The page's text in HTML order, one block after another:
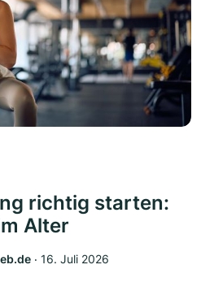
richtig starten:
Alter
‧ 16. Juli 2026